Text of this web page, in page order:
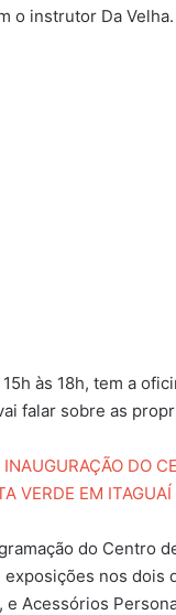
o instrutor Da
às 18h, tem a
falar sobre as
DO
VERDE EM ITAGUAÍ
do Centro
nos dois
e Acessórios